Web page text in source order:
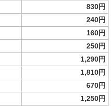
830円
240円
160円
250円
1,290円
1,810円
670円
1,250円